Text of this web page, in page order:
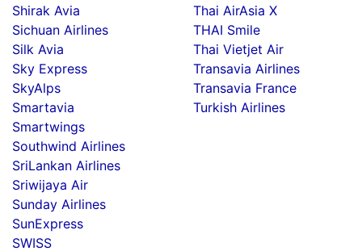
Shirak Avia
Sichuan Airlines
Silk Avia
Sky Express
SkyAlps
Smartavia
Smartwings
Southwind Airlines
SriLankan Airlines
Sriwijaya Air
Sunday Airlines
SunExpress
SWISS
Thai AirAsia X
THAI Smile
Thai Vietjet Air
Transavia Airlines
Transavia France
Turkish Airlines